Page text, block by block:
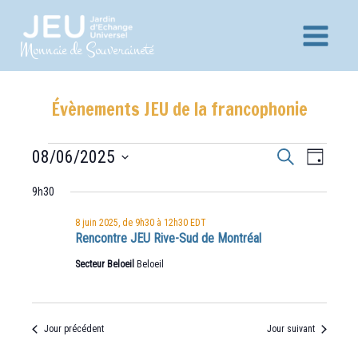
contenuMonnaie de Souveraineté
Main
Évènements JEU de la francophonie
Évènements
8
Recherche
Recherche
vues
Jour
08/06/2025
une
9h30
Rencontre JEU Rive-Sud de Montréal
8 juin 2025, de 9h30à 12h30 EDT
Secteur Beloeil Beloeil
Jour précédent Jour suivant